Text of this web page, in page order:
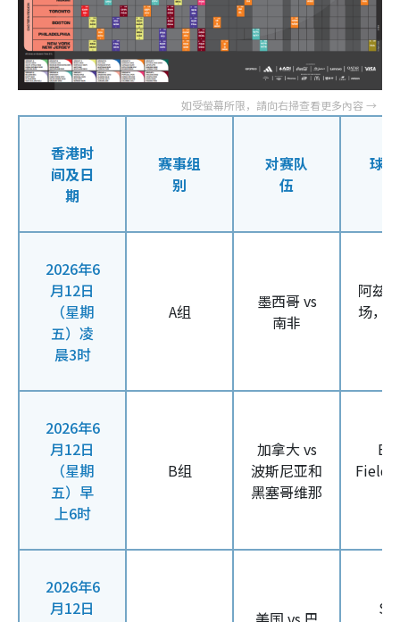
香港时
间及日
期
赛事组
别
对赛队
伍
球
2026年6
月12日
（星期
五）凌
晨3时
A组
墨西哥 vs
南非
阿兹
场，
2026年6
月12日
（星期
五）早
上6时
B组
加拿大 vs
波斯尼亚和
黑塞哥维那
Field
2026年6
月12日